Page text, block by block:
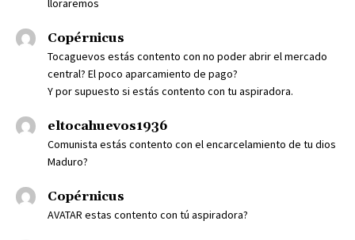
lloraremos
Copérnicus
Tocaguevos estás contento con no poder abrir el mercado
central? El poco aparcamiento de pago?
Y por supuesto si estás contento con tu aspiradora.
eltocahuevos1936
Comunista estás contento con el encarcelamiento de tu dios
Maduro?
Copérnicus
AVATAR estas contento con tú aspiradora?